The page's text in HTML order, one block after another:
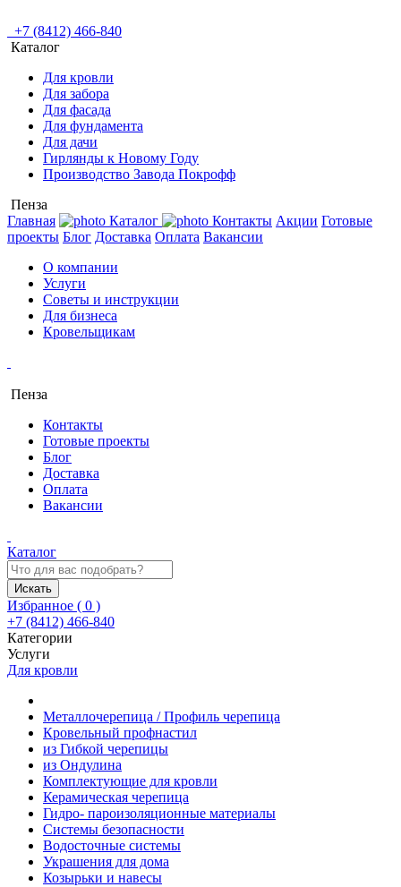
+7 (8412) 466-840
Каталог
Для кровли
Для забора
Для фасада
Для фундамента
Для дачи
Гирлянды к Новому Году
Производство Завода Покрофф
Пенза
Главная
Каталог Контакты Акции Готовые
проекты Блог Доставка Оплата Вакансии
О компании
Услуги
Советы и инструкции
Для бизнеса
Кровельщикам
Пенза
Контакты
Готовые проекты
Блог
Доставка
Оплата
Вакансии
Каталог
Искать
Избранное ( 0 )
+7 (8412) 466-840
Категории
Услуги
Для кровли
Металлочерепица / Профиль черепица
Кровельный профнастил
из Гибкой черепицы
из Ондулина
Комплектующие для кровли
Керамическая черепица
Гидро- пароизоляционные материалы
Системы безопасности
Водосточные системы
Украшения для дома
Козырьки и навесы